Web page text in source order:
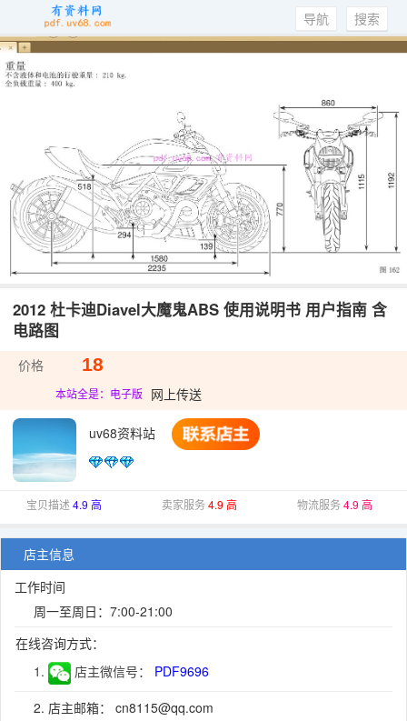
搜索
导航
2012 杜卡迪Diavel大魔鬼ABS 使用说明书 用户指南 含
电路图
价格 18
本站全是：电子版 网上传送
uv68资料站
宝贝描述 4.9 高 卖家服务4.9 高 物流服务4.9 高
店主信息
工作时间
周一至周日：7:00-21:00
在线咨询方式：
1.
店主微信号：
PDF9696
2. 店主邮箱： cn8115@qq.com